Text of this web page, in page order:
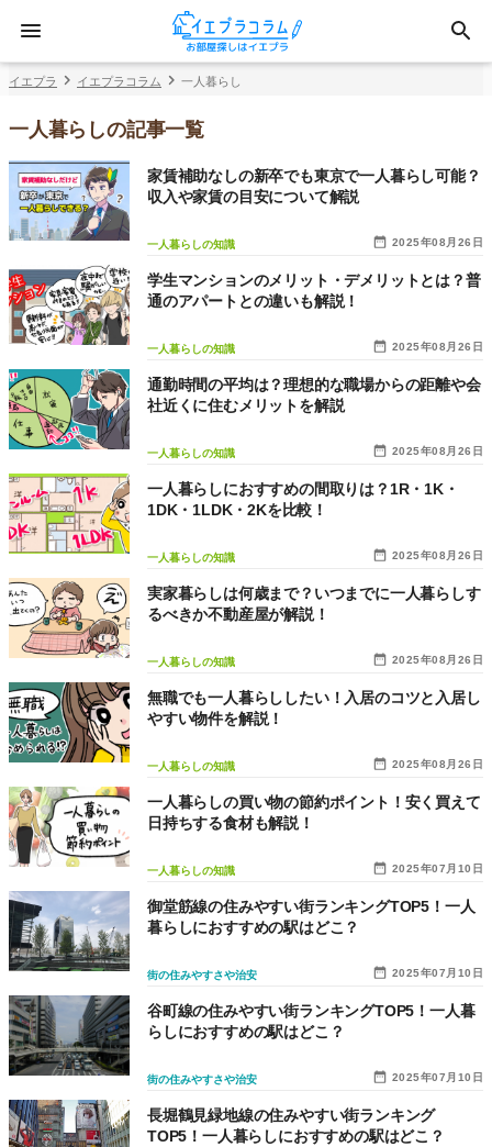
イエプラ イエプラコラム 一人暮らし
一人暮らしの記事一覧
2025年08月26日
一人暮らしの知識
家賃補助なしの新卒でも東京で一人暮らし可能？
収入や家賃の目安について解説
2025年08月26日
一人暮らしの知識
学生マンションのメリット・デメリットとは？普
通のアパートとの違いも解説！
2025年08月26日
一人暮らしの知識
通勤時間の平均は？理想的な職場からの距離や会
社近くに住むメリットを解説
2025年08月26日
一人暮らしの知識
一人暮らしにおすすめの間取りは？1R・1K・
1DK・1LDK・2Kを比較！
2025年08月26日
一人暮らしの知識
実家暮らしは何歳まで？いつまでに一人暮らしす
るべきか不動産屋が解説！
2025年08月26日
一人暮らしの知識
無職でも一人暮らししたい！入居のコツと入居し
やすい物件を解説！
2025年07月10日
一人暮らしの知識
一人暮らしの買い物の節約ポイント！安く買えて
日持ちする食材も解説！
2025年07月10日
街の住みやすさや治安
御堂筋線の住みやすい街ランキングTOP5！一人
暮らしにおすすめの駅はどこ？
2025年07月10日
街の住みやすさや治安
谷町線の住みやすい街ランキングTOP5！一人暮
らしにおすすめの駅はどこ？
長堀鶴見緑地線の住みやすい街ランキング
TOP5！一人暮らしにおすすめの駅はどこ？